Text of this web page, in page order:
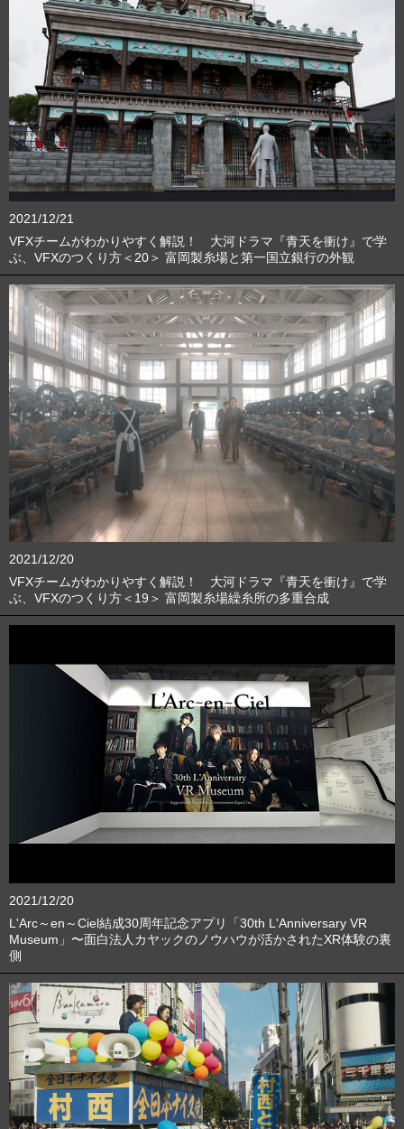
2021/12/21
VFXチームがわかりやすく解説！ 大河ドラマ『青天を衝け』で学
ぶ、VFXのつくり方＜20＞ 富岡製糸場と第一国立銀行の外観
2021/12/20
VFXチームがわかりやすく解説！ 大河ドラマ『青天を衝け』で学
ぶ、VFXのつくり方＜19＞ 富岡製糸場繰糸所の多重合成
2021/12/20
L'Arc～en～Ciel結成30周年記念アプリ「30th L'Anniversary VR
Museum」〜面白法人カヤックのノウハウが活かされたXR体験の裏
側